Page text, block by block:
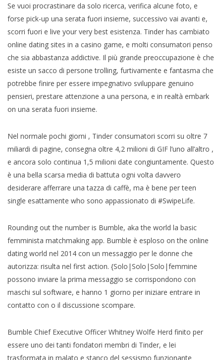
Se vuoi procrastinare da solo ricerca, verifica alcune foto, e
forse pick-up una serata fuori insieme, successivo vai avanti e,
scorri fuori e live your very best esistenza. Tinder has cambiato
online dating sites in a casino game, e molti consumatori penso
che sia abbastanza addictive. Il più grande preoccupazione è che
esiste un sacco di persone trolling, furtivamente e fantasma che
potrebbe finire per essere impegnativo sviluppare genuino
pensieri, prestare attenzione a una persona, e in realtà embark
on una serata fuori insieme.
Nel normale pochi giorni , Tinder consumatori scorri su oltre 7
miliardi di pagine, consegna oltre 4,2 milioni di GIF l’uno all’altro ,
e ancora solo continua 1,5 milioni date congiuntamente. Questo
è una bella scarsa media di battuta ogni volta davvero
desiderare afferrare una tazza di caffè, ma è bene per teen
single esattamente who sono appassionato di #SwipeLife.
Rounding out the number is Bumble, aka the world la basic
femminista matchmaking app. Bumble è esploso on the online
dating world nel 2014 con un messaggio per le donne che
autorizza: risulta nel first action. {Solo|Solo|Solo|femmine
possono inviare la prima messaggio se corrispondono con
maschi sul software, e hanno 1 giorno per iniziare entrare in
contatto con o il discussione scompare.
Bumble Chief Executive Officer Whitney Wolfe Herd finito per
essere uno dei tanti fondatori membri di Tinder, e lei
trasformata in malato e stanco del sessismo funzionante